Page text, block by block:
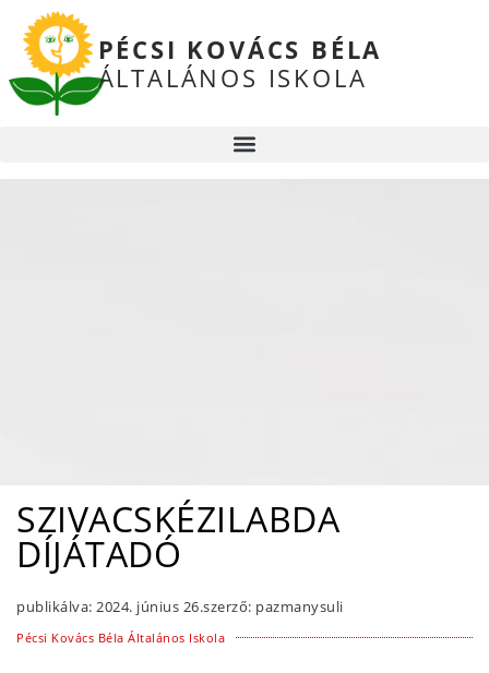
PÉCSI KOVÁCS BÉLA
ÁLTALÁNOS ISKOLA
SZIVACSKÉZILABDA
DÍJÁTADÓ
publikálva: 2024. június 26.szerző: pazmanysuli
Pécsi Kovács Béla Általános Iskola